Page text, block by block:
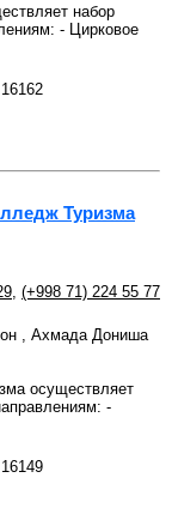
набор
- Цирковое
Туризма
(+998 71) 224 55 77
, Ахмада Дониша
осуществляет
-